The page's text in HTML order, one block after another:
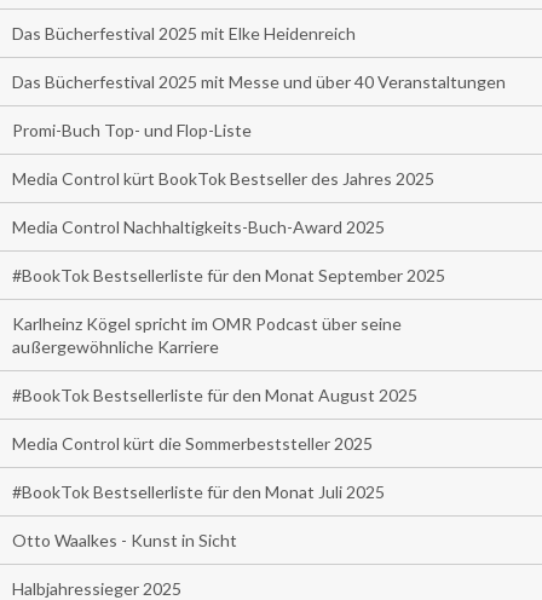
Das Bücherfestival 2025 mit Elke Heidenreich
Das Bücherfestival 2025 mit Messe und über 40 Veranstaltungen
Promi-Buch Top- und Flop-Liste
Media Control kürt BookTok Bestseller des Jahres 2025
Media Control Nachhaltigkeits-Buch-Award 2025
#BookTok Bestsellerliste für den Monat September 2025
Karlheinz Kögel spricht im OMR Podcast über seine
außergewöhnliche Karriere
#BookTok Bestsellerliste für den Monat August 2025
Media Control kürt die Sommerbeststeller 2025
#BookTok Bestsellerliste für den Monat Juli 2025
Otto Waalkes - Kunst in Sicht
Halbjahressieger 2025